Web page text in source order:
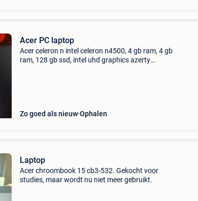
Acer PC laptop
Acer celeron n intel celeron n4500, 4 gb ram, 4 gb
ram, 128 gb ssd, intel uhd graphics azerty
Zo goed als nieuw Ophalen
Laptop
Acer chroombook 15 cb3-532. Gekocht voor
studies, maar wordt nu niet meer gebruikt.